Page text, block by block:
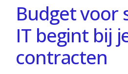
Budget voor
IT begint bij
contracten